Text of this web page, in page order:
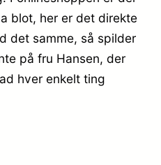
blot, her er det direkte
det samme, så spilder
på fru Hansen, der
hver enkelt ting